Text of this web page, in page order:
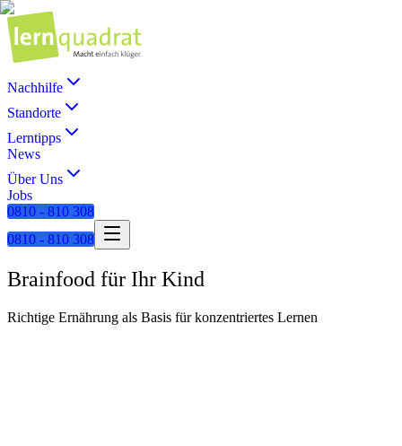
Nachhilfe
Standorte
Lerntipps
News
Über Uns
Jobs
0810 - 810 308
0810 - 810 308
Brainfood für Ihr Kind
Richtige Ernährung als Basis für konzentriertes Lernen